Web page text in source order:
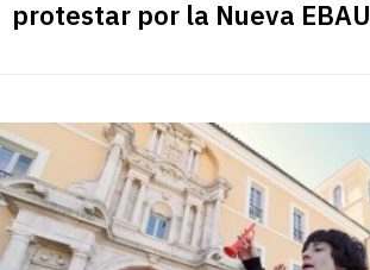
protestar por la Nueva EBAU